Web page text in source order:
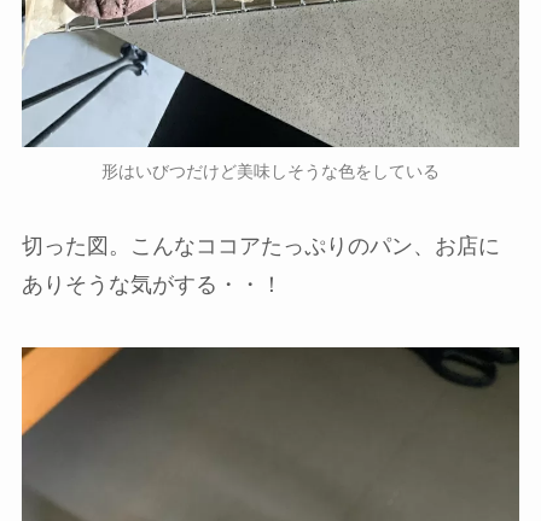
形はいびつだけど美味しそうな色をしている
切った図。こんなココアたっぷりのパン、お店に
ありそうな気がする・・！